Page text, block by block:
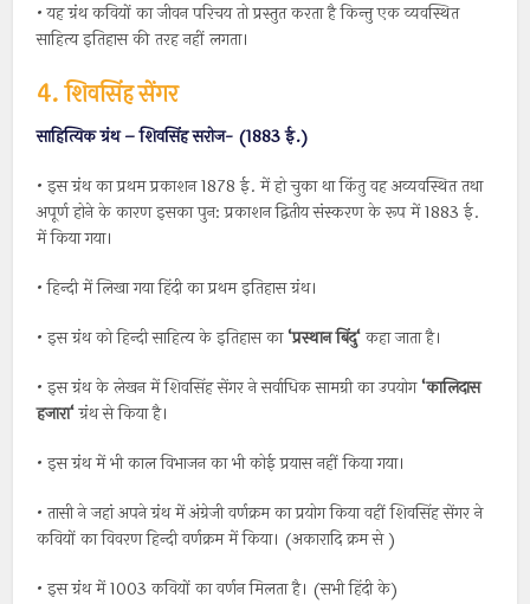
• यह ग्रंथ कवियों का जीवन परिचय तो प्रस्तुत करता है किन्तु एक व्यवस्थित
साहित्य इतिहास की तरह नहीं लगता।
4. शिवसिंह सेंगर
साहित्यिक ग्रंथ – शिवसिंह सरोज- (1883 ई.)
• इस ग्रंथ का प्रथम प्रकाशन 1878 ई. में हो चुका था किंतु वह अव्यवस्थित तथा
अपूर्ण होने के कारण इसका पुन: प्रकाशन द्वितीय संस्करण के रूप में 1883 ई.
में किया गया।
• हिन्दी में लिखा गया हिंदी का प्रथम इतिहास ग्रंथ।
• इस ग्रंथ को हिन्दी साहित्य के इतिहास का‘प्रस्थानबिंदु‘कहा जाता है।
• इस ग्रंथ के लेखन में शिवसिंह सेंगर ने सर्वाधिक सामग्री का उपयोग‘कालिदास
हजारा‘ग्रंथ से किया है।
• इस ग्रंथ में भी काल विभाजन का भी कोई प्रयास नहीं किया गया।
• तासी ने जहां अपने ग्रंथ में अंग्रेजी वर्णक्रम का प्रयोग किया वहीं शिवसिंह सेंगर ने
कवियों का विवरण हिन्दी वर्णक्रम में किया। (अकारादि क्रम से )
• इस ग्रंथ में 1003 कवियों का वर्णन मिलता है। (सभी हिंदी के)